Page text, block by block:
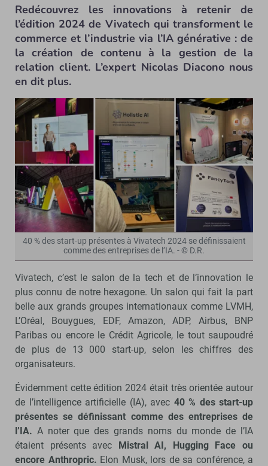
Redécouvrez les innovations à retenir de
l’édition 2024 de Vivatech qui transforment le
commerce et l’industrie via l’IA générative : de
la création de contenu à la gestion de la
relation client. L’expert Nicolas Diacono nous
en dit plus.
40 % des start-up présentes à Vivatech 2024 se définissaient
comme des entreprises de l’IA. - © D.R.
Vivatech, c’est le salon de la tech et de l’innovation le
plus connu de notre hexagone. Un salon qui fait la part
belle aux grands groupes internationaux comme LVMH,
L’Oréal, Bouygues, EDF, Amazon, ADP, Airbus, BNP
Paribas ou encore le Crédit Agricole, le tout saupoudré
de plus de 13 000 start-up, selon les chiffres des
organisateurs.
Évidemment cette édition 2024 était très orientée autour
de l’intelligence artificielle (IA), avec 40 % des start-up
présentes se définissant comme des entreprises de
l’IA. A noter que des grands noms du monde de l’IA
étaient présents avec Mistral AI, Hugging Face ou
encore Anthropric. Elon Musk, lors de sa conférence, a